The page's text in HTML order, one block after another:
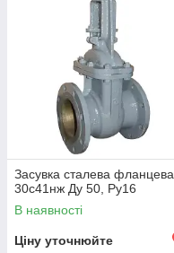
Засувка сталева фланцева
30с41нж Ду 50, Ру16
В наявності
Ціну уточнюйте